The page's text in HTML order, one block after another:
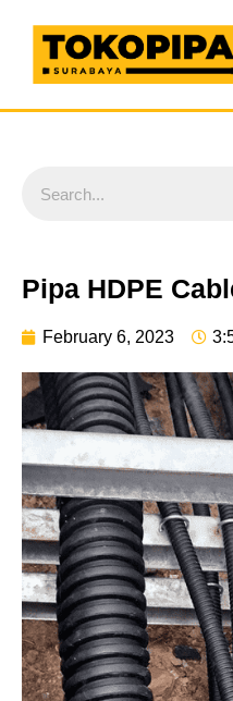
Pipa HDPE
February 6, 2023